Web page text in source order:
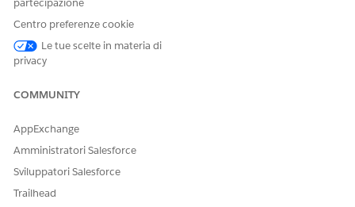
consultare la guida generale per i test degli agenti in
risoluzionedei problemi.
Risoluzione dei problemi di pianificazione Agentforce nel
nuovo Agentforce Builder
e i modi per risolverli.
QUESTO ARTICOLO HA RISOLTO IL PROBLEMA?
partecipazione
Centro preferenze cookie
Le tue scelte in materia di
privacy
COMMUNITY
AppExchange
Amministratori Salesforce
Sviluppatori Salesforce
Trailhead